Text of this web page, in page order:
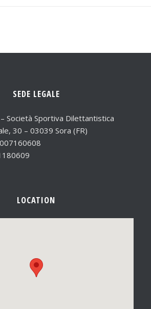
SEDE LEGALE
Società Sportiva Dilettantistica
30 – 03039 Sora (FR)
LOCATION